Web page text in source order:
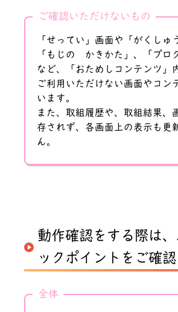
ご確認いただけないもの
「せってい」画面や「がくしゅ
「もじの かきかた」、「プロ
など、「おためしコンテンツ」
ご利用いただけない画面やコン
います。
また、取組履歴や、取組結果、
存されず、各画面上の表示も更
ん。
動作確認をする際は
ックポイントをご確認
全体